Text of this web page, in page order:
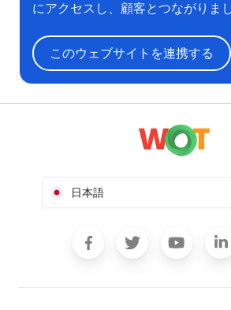
にアクセスし、顧客とつながりま
このウェブサイトを連携する
日本語